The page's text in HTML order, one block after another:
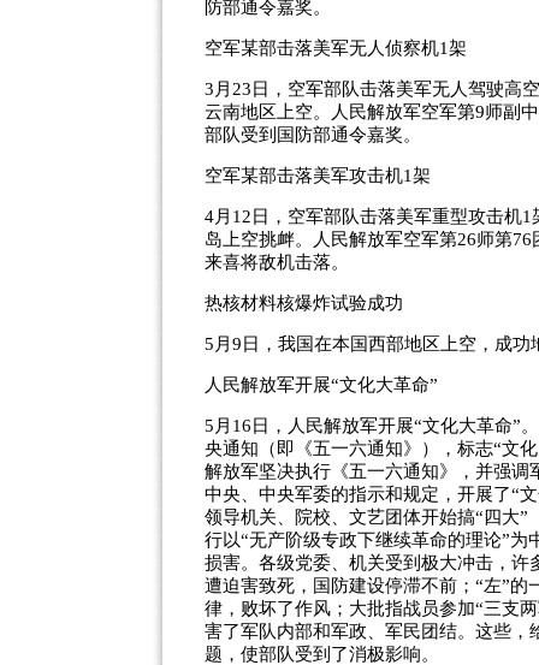
防部通令嘉奖。
空军某部击落美军无人侦察机1架
3月23日，空军部队击落美军无人驾驶高
云南地区上空。人民解放军空军第9师副
部队受到国防部通令嘉奖。
空军某部击落美军攻击机1架
4月12日，空军部队击落美军重型攻击机
岛上空挑衅。人民解放军空军第26师第
来喜将敌机击落。
热核材料核爆炸试验成功
5月9日，我国在本国西部地区上空，成
人民解放军开展“文化大革命”
5月16日，人民解放军开展“文化大革命”
央通知（即《五一六通知》），标志“文
解放军坚决执行《五一六通知》，并强调
中央、中央军委的指示和规定，开展了“
领导机关、院校、文艺团体开始搞“四大
行以“无产阶级专政下继续革命的理论”
损害。各级党委、机关受到极大冲击，
遭迫害致死，国防建设停滞不前；“左”
律，败坏了作风；大批指战员参加“三支
害了军队内部和军政、军民团结。这些
题，使部队受到了消极影响。